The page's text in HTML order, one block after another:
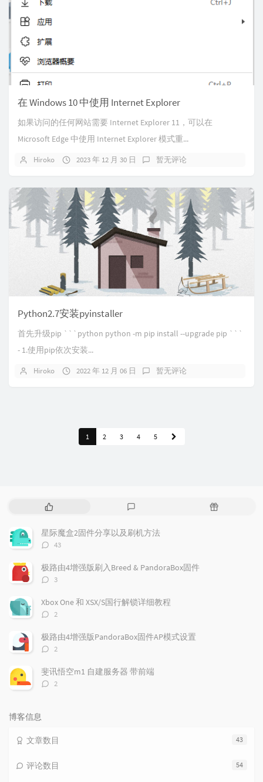
在 Windows 10 中使用 Internet Explorer
如果访问的任何网站需要 Internet Explorer 11，可以在
Microsoft Edge 中使用 Internet Explorer 模式重...
Hiroko 2023 年 12 月 30 日 暂无评论
Python2.7安装pyinstaller
首先升级pip ```python python -m pip install --upgrade pip ```
- 1.使用pip依次安装...
Hiroko 2022 年 12 月 06 日 暂无评论
1 2 3 4 5
热
文
章
评
论
随
星际魔盒2固件分享以及刷机方法
评
数：
43
极路由4增强版刷入Breed & PandoraBox固件
评
数：
3
Xbox One 和 XSX/S国行解锁详细教程
评
数：
2
极路由4增强版PandoraBox固件AP模式设置
评
数：
2
斐讯悟空m1 自建服务器 带前端
评
2
博客信息
43
文章数目
54
评论数目